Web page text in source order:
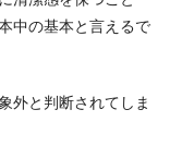
中の基本と言えるで
外と判断されてしま